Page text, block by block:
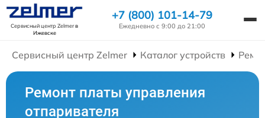
Сервисный центр Zelmerв
Ижевске
+7 (800) 101-14-79
Ежедневно с 9:00 до 21:00
Сервисный центр Zelmer Каталог устройств
Ремонт платы управления
отпаривателя